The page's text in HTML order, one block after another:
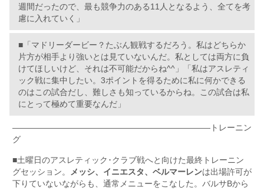
週間だったので、最も競争力のある11人となるよう、全てを考
慮に入れていく」
■「マドリーダービー？たぶん観戦するだろう。私はどちらか
片方が相手より強いとは見ていないんだ。私としては両方に負
けてほしいけど、それは不可能だからね^^」「私はアスレティ
ック戦に集中したい。3ポイントを得るために私に何かできる
のはこの試合だし、難しさも知っているからね。この試合は私
にとって極めて重要なんだ」
———————————————————————— トレーニン
グ
■土曜日のアスレティック･クラブ戦へと向けた最終トレーニン
グセッション。 メッシ、イニエスタ、ベルマーレンは出場許可が
下りていないながらも、通常メニューをこなした。バルサBから